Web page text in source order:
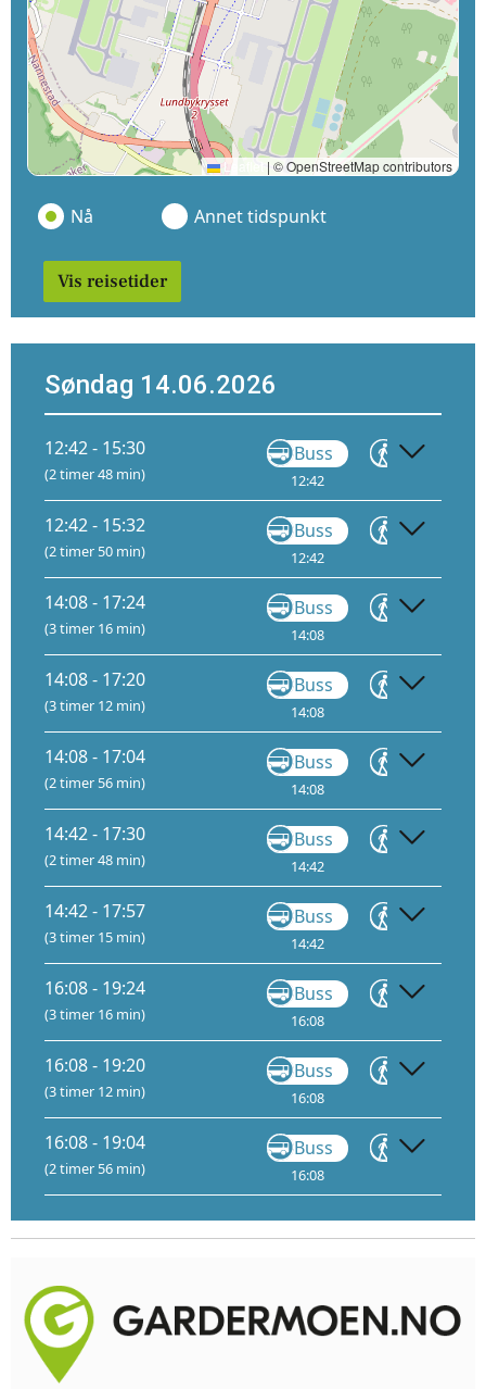
Leaflet | © OpenStreetMap contributors
Nå Annet tidspunkt
Vis reisetider
Søndag 14.06.2026
12:42 - 15:30
(2 timer 48 min)
Buss
12:42
Gå
12:42 - 15:32
(2 timer 50 min)
Buss
12:42
Gå
14:08 - 17:24
(3 timer 16 min)
Buss
14:08
Gå
14:08 - 17:20
(3 timer 12 min)
Buss
14:08
Gå
14:08 - 17:04
(2 timer 56 min)
Buss
14:08
Gå
14:42 - 17:30
(2 timer 48 min)
Buss
14:42
Gå
14:42 - 17:57
(3 timer 15 min)
Buss
14:42
Gå
16:08 - 19:24
(3 timer 16 min)
Buss
16:08
Gå
16:08 - 19:20
(3 timer 12 min)
Buss
16:08
Gå
16:08 - 19:04
(2 timer 56 min)
Buss
16:08
Gå